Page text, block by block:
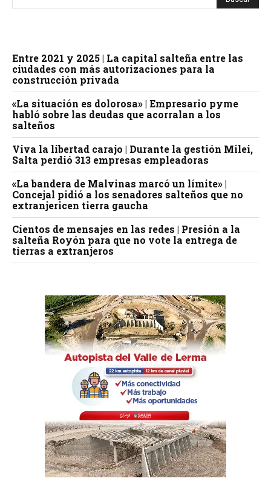
Entre 2021 y 2025 | La capital salteña entre las
ciudades con más autorizaciones para la
construcción privada
«La situación es dolorosa» | Empresario pyme
habló sobre las deudas que acorralan a los
salteños
Viva la libertad carajo | Durante la gestión Milei,
Salta perdió 313 empresas empleadoras
«La bandera de Malvinas marcó un límite» |
Concejal pidió a los senadores salteños que no
extranjericen tierra gaucha
Cientos de mensajes en las redes | Presión a la
salteña Royón para que no vote la entrega de
tierras a extranjeros